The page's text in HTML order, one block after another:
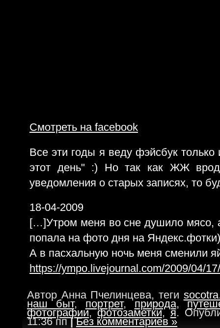
Смотреть на facebook
Все эти годы я веду фэйсбук
этот день" :) Но так как ЖЖ
уведомления о старых записях, то
18-04-2009
[…]Утром меня во сне душило мясо,
попала на фото дня на Яндекс.фотки)
А в пасхальную ночь меня сменили
https://ympo.livejournal.com/2009/04/17/
Автор Анна Пчелинцева, теги
наш быт, портрет,природа,
фотографии,фотозаметки,я.
11:36 пп| Без комментариев »